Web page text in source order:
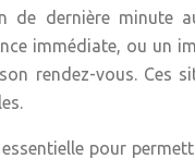
de dernière minute
immédiate, ou un
rendez-vous. Ces
pour